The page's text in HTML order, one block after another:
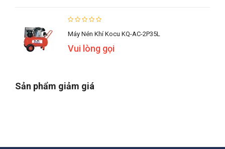
Máy Nén Khí Kocu KQ-AC-2P35L
Vui lòng gọi
Sản phẩm giảm giá